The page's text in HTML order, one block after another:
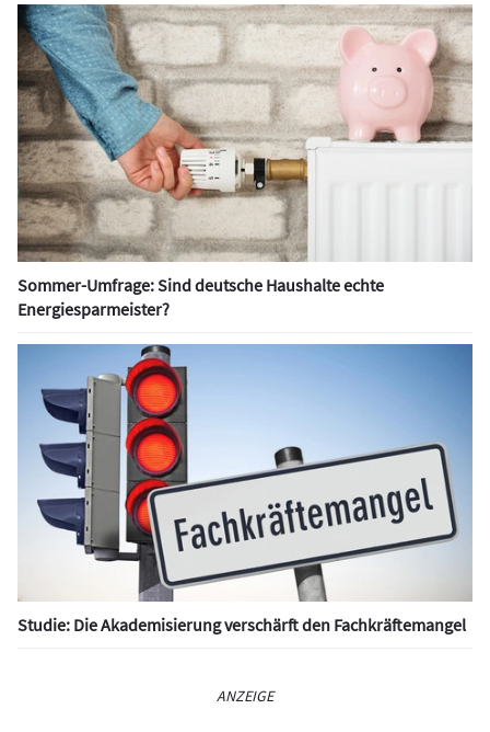
Sommer-Umfrage: Sind deutsche Haushalte echte
Energiesparmeister?
Studie: Die Akademisierung verschärft den Fachkräftemangel
ANZEIGE